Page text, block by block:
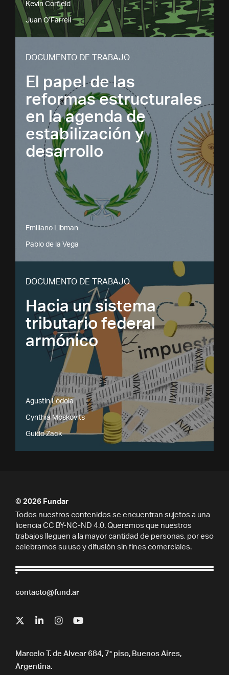
Kevin Corfield
Juan O’Farrell
DOCUMENTO DE TRABAJO
El papel de las
reformas estructurales
en la agenda de
estabilización y
desarrollo
Emiliano Libman
Pablo de la Vega
DOCUMENTO DE TRABAJO
Hacia un sistema
tributario federal
armónico
Agustín Lódola
Cynthia Moskovits
Guido Zack
contacto@fund.ar
Marcelo T. de Alvear 684, 7° piso, Buenos Aires,
Argentina.
© 2026 Fundar
Todos nuestros contenidos se encuentran sujetos a una
licencia CC BY-NC-ND 4.0. Queremos que nuestros
trabajos lleguen a la mayor cantidad de personas, por eso
celebramos su uso y difusión sin fines comerciales.